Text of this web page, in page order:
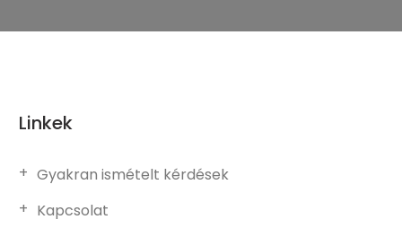
Linkek
Gyakran ismételt kérdések
Kapcsolat